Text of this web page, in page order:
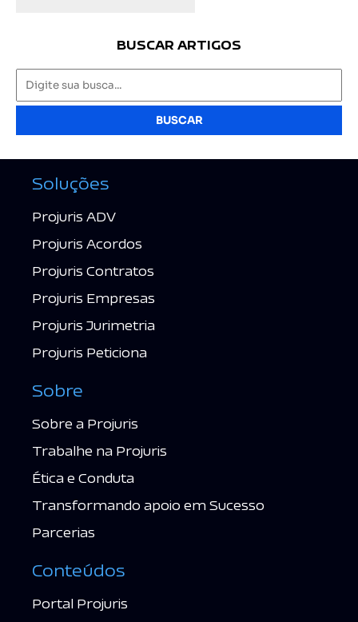
BUSCAR ARTIGOS
BUSCAR
Soluções
Projuris ADV
Projuris Acordos
Projuris Contratos
Projuris Empresas
Projuris Jurimetria
Projuris Peticiona
Sobre
Sobre a Projuris
Trabalhe na Projuris
Ética e Conduta
Transformando apoio em Sucesso
Parcerias
Conteúdos
Portal Projuris